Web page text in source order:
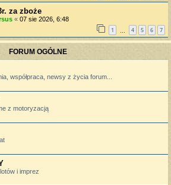
za zboże
« 07 sie 2026, 6:48
1 4 5 6 7
FORUM OGÓLNE
współpraca, newsy z życia forum...
z motoryzacją
i imprez